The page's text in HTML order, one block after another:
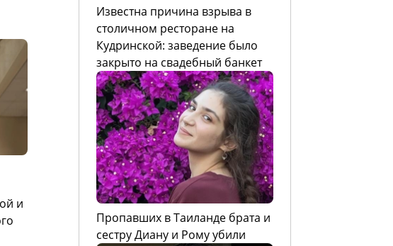
и
Известна причина взрыва в
столичном ресторане на
Кудринской: заведение было
закрыто на свадебный банкет
Пропавших в Таиланде брата и
сестру Диану и Рому убили